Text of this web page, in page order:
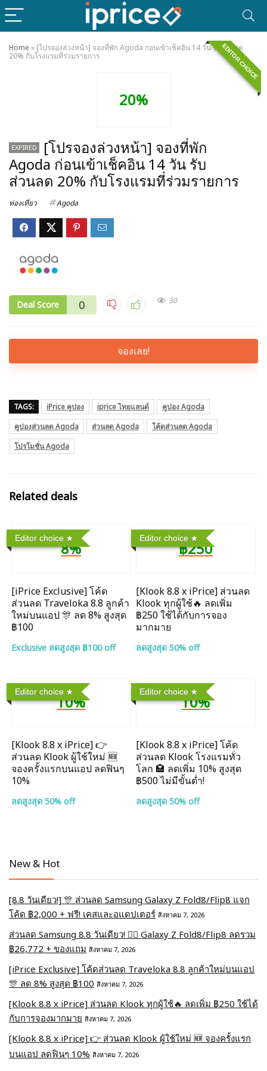
Home » [โปรจองล่วงหน้า] จองที่พัก Agoda ก่อนเข้าเช็คอิน 14 วัน รับส่วนลด
20% กับโรงแรมที่ร่วมรายการ
EDITOR CHOICE
20%
EXPIRED
[โปรจองล่วงหน้า] จองที่พัก
Agoda ก่อนเข้าเช็คอิน 14 วัน รับ
ส่วนลด 20% กับโรงแรมที่ร่วมรายการ
ท่องเที่ยว Agoda
Deal Score 0 30
จองเลย!
TAGS: iPrice คูปอง iprice ไทยแลนด์
คูปอง Agoda
คูปองส่วนลด Agoda
ส่วนลด Agoda
โค้ดส่วนลด Agoda
โปรโมชั่น Agoda
Related deals
Editor choice
8%
[iPrice Exclusive] โค้ด
ส่วนลด Traveloka 8.8 ลูกค้า
ใหม่บนแอป 🎊 ลด 8% สูงสุด​
฿100
Exclusive ลดสูงสุด ฿100 off
Editor choice
฿250
[Klook 8.8 x iPrice] ส่วนลด
Klook ทุกผู้ใช้🔥 ลดเพิ่ม
฿250 ใช้ได้กับการจอง
มากมาย
ลดสูงสุด 50% off
Editor choice
10%
[Klook 8.8 x iPrice] 👉
ส่วนลด Klook ผู้ใช้ใหม่ 🆕
จองครั้งแรกบนแอป ลดฟินๆ
10%
ลดสูงสุด 50% off
Editor choice
10%
[Klook 8.8 x iPrice] โค้ด
ส่วนลด Klook โรงแรมทั่ว
โลก 🏩 ลดเพิ่ม 10% สูงสุด
฿500 ไม่มีขั้นต่ำ!
ลดสูงสุด 50% off
New & Hot
[8.8 วันเดียว!] 🎊 ส่วนลด Samsung Galaxy Z Fold8/Flip8 แจก
โค้ด ฿2,000 + ฟรี! เคสและอแดปเตอร์ สิงหาคม 7, 2026
ส่วนลด Samsung 8.8 วันเดียว! ❤️‍🔥 Galaxy Z Fold8/Flip8 ลดรวม
฿26,772 + ของแถม สิงหาคม 7, 2026
[iPrice Exclusive] โค้ดส่วนลด Traveloka 8.8 ลูกค้าใหม่บนแอป
🎊 ลด 8% สูงสุด​ ฿100 สิงหาคม 7, 2026
[Klook 8.8 x iPrice] ส่วนลด Klook ทุกผู้ใช้🔥 ลดเพิ่ม ฿250 ใช้ได้
กับการจองมากมาย สิงหาคม 7, 2026
[Klook 8.8 x iPrice] 👉 ส่วนลด Klook ผู้ใช้ใหม่ 🆕 จองครั้งแรก
บนแอป ลดฟินๆ 10% สิงหาคม 7, 2026